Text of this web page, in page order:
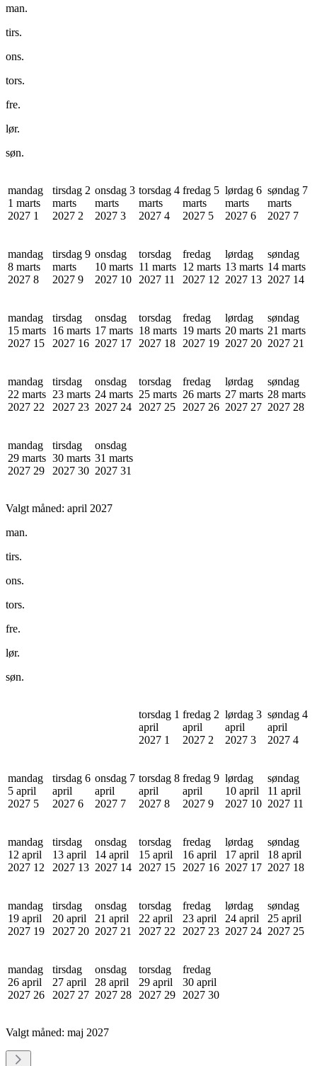
man.
tirs.
ons.
tors.
fre.
lør.
søn.
mandag
1 marts
2027 1
tirsdag 2
marts
2027 2
onsdag 3
marts
2027 3
torsdag 4
marts
2027 4
fredag 5
marts
2027 5
lørdag 6
marts
2027 6
søndag 7
marts
2027 7
mandag
8 marts
2027 8
tirsdag 9
marts
2027 9
onsdag
10 marts
2027 10
torsdag
11 marts
2027 11
fredag
12 marts
2027 12
lørdag
13 marts
2027 13
søndag
14 marts
2027 14
mandag
15 marts
2027 15
tirsdag
16 marts
2027 16
onsdag
17 marts
2027 17
torsdag
18 marts
2027 18
fredag
19 marts
2027 19
lørdag
20 marts
2027 20
søndag
21 marts
2027 21
mandag
22 marts
2027 22
tirsdag
23 marts
2027 23
onsdag
24 marts
2027 24
torsdag
25 marts
2027 25
fredag
26 marts
2027 26
lørdag
27 marts
2027 27
søndag
28 marts
2027 28
mandag
29 marts
2027 29
tirsdag
30 marts
2027 30
onsdag
31 marts
2027 31
Valgt måned: april 2027
man.
tirs.
ons.
tors.
fre.
lør.
søn.
torsdag 1
april
2027 1
fredag 2
april
2027 2
lørdag 3
april
2027 3
søndag 4
april
2027 4
mandag
5 april
2027 5
tirsdag 6
april
2027 6
onsdag 7
april
2027 7
torsdag 8
april
2027 8
fredag 9
april
2027 9
lørdag
10 april
2027 10
søndag
11 april
2027 11
mandag
12 april
2027 12
tirsdag
13 april
2027 13
onsdag
14 april
2027 14
torsdag
15 april
2027 15
fredag
16 april
2027 16
lørdag
17 april
2027 17
søndag
18 april
2027 18
mandag
19 april
2027 19
tirsdag
20 april
2027 20
onsdag
21 april
2027 21
torsdag
22 april
2027 22
fredag
23 april
2027 23
lørdag
24 april
2027 24
søndag
25 april
2027 25
mandag
26 april
2027 26
tirsdag
27 april
2027 27
onsdag
28 april
2027 28
torsdag
29 april
2027 29
fredag
30 april
2027 30
Valgt måned: maj 2027